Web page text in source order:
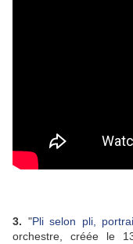
3. "Pli selon pli,
orchestre, créée le